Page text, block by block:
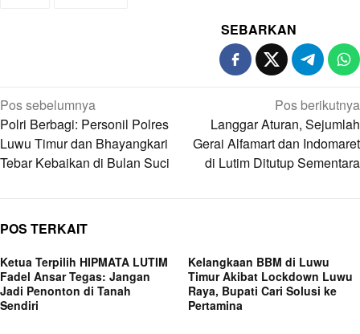
SEBARKAN
Navigasi
pos
Pos sebelumnya
Polri Berbagi: Personil Polres
Luwu Timur dan Bhayangkari
Tebar Kebaikan di Bulan Suci
Pos berikutnya
Langgar Aturan, Sejumlah
Gerai Alfamart dan Indomaret
di Lutim Ditutup Sementara
POS TERKAIT
Ketua Terpilih HIPMATA LUTIM
Fadel Ansar Tegas: Jangan
Jadi Penonton di Tanah
Sendiri
Kelangkaan BBM di Luwu
Timur Akibat Lockdown Luwu
Raya, Bupati Cari Solusi ke
Pertamina